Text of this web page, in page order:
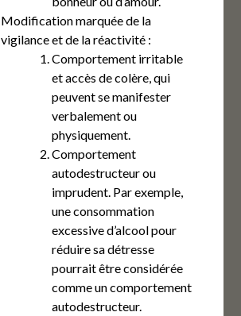
Modification marquée de la
vigilance et de la réactivité :
Comportement irritable
et accès de colère, qui
peuvent se manifester
verbalement ou
physiquement.
Comportement
autodestructeur ou
imprudent. Par exemple,
une consommation
excessive d’alcool pour
réduire sa détresse
pourrait être considérée
comme un comportement
autodestructeur.